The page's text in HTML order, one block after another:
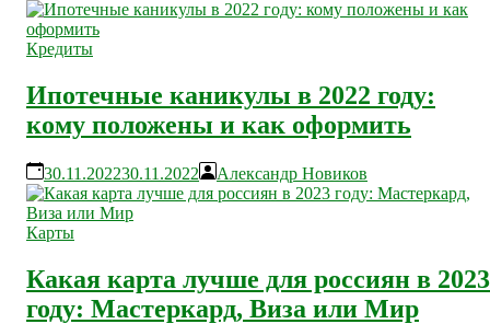
Кредиты
Ипотечные каникулы в 2022 году:
кому положены и как оформить
30.11.202230.11.2022 Александр Новиков
Карты
Какая карта лучше для россиян в 2023
году: Мастеркард, Виза или Мир